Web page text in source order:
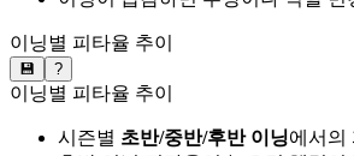
이닝별 피타율 추이
💾 ?
이닝별 피타율 추이
시즌별 초반/중반/후반 이닝에서의